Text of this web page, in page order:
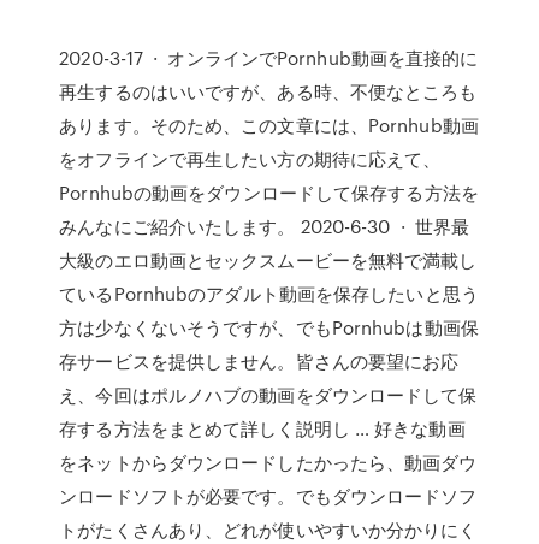
2020-3-17 · オンラインでPornhub動画を直接的に
再生するのはいいですが、ある時、不便なところも
あります。そのため、この文章には、Pornhub動画
をオフラインで再生したい方の期待に応えて、
Pornhubの動画をダウンロードして保存する方法を
みんなにご紹介いたします。 2020-6-30 · 世界最
大級のエロ動画とセックスムービーを無料で満載し
ているPornhubのアダルト動画を保存したいと思う
方は少なくないそうですが、でもPornhubは動画保
存サービスを提供しません。皆さんの要望にお応
え、今回はポルノハブの動画をダウンロードして保
存する方法をまとめて詳しく説明し … 好きな動画
をネットからダウンロードしたかったら、動画ダウ
ンロードソフトが必要です。でもダウンロードソフ
トがたくさんあり、どれが使いやすいか分かりにく